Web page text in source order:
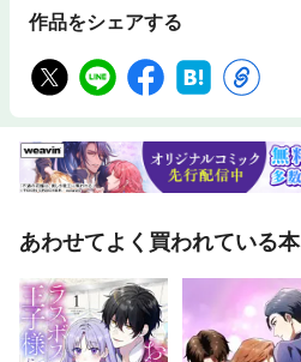
作品をシェアする
あわせてよく買われている本